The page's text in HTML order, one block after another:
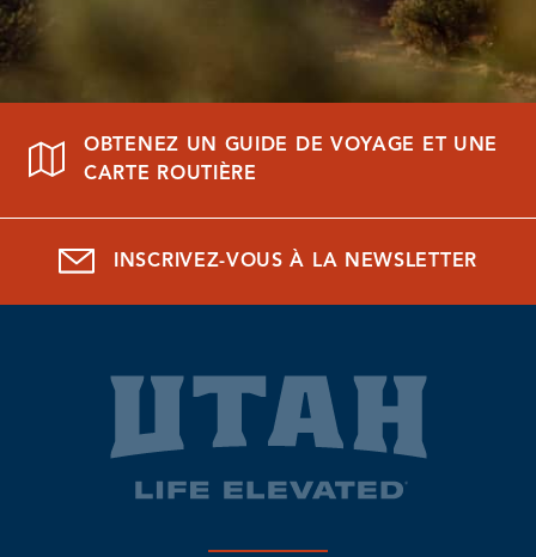
OBTENEZ UN GUIDE DE VOYAGE ET UNE
CARTE ROUTIÈRE
INSCRIVEZ-VOUS À LA NEWSLETTER